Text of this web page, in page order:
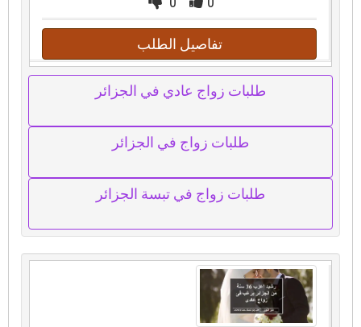
تفاصيل الطلب
طلبات زواج عادي في الجزائر
طلبات زواج في الجزائر
طلبات زواج في تبسة الجزائر